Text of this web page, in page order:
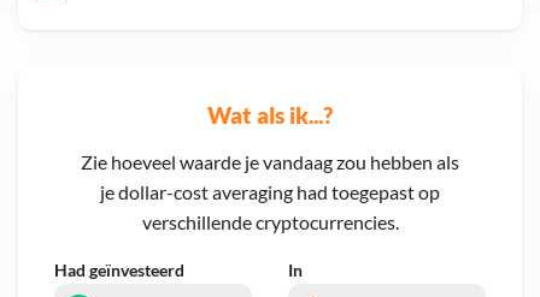
Wat als ik...?
Zie hoeveel waarde je vandaag zou hebben als
je dollar-cost averaging had toegepast op
verschillende cryptocurrencies.
Had geïnvesteerd In